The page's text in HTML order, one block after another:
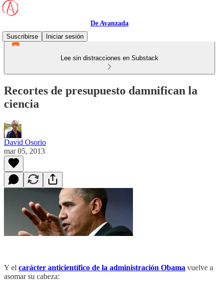
De Avanzada
Suscribirse
Iniciar sesión
Lee sin distracciones en Substack
Recortes de presupuesto damnifican la
ciencia
David Osorio
mar 05, 2013
Y el carácter anticientífico de la administración Obama vuelve a
asomar su cabeza: